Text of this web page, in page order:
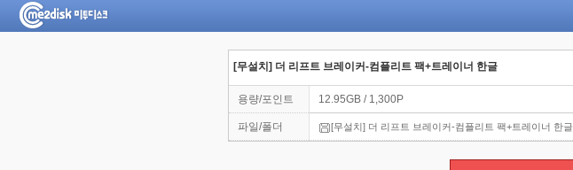
[무설치] 더 리프트 브레이커-컴플리트 팩+트레이너 한글
용량/포인트 12.95GB / 1,300P
파일/폴더 [무설치] 더 리프트 브레이커-컴플리트 팩+트레이너 한글